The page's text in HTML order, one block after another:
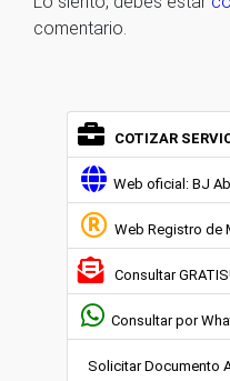
comentario.
COTIZAR
Web oficial: BJ
Web Registro de
Consultar
Consultar por
Solicitar Documento